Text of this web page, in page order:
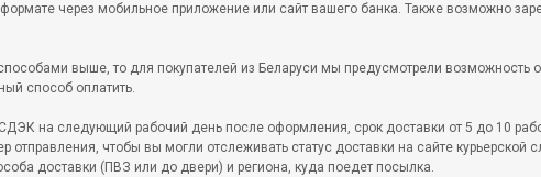
формате через мобильное приложение или сайт вашего банка. Также возможно
выше, то для покупателей из Беларуси мы предусмотрели
способ оплатить.
на следующий рабочий день после оформления, срок доставки от 5 до 10
отправления, чтобы вы могли отслеживать статус доставки на сайте
доставки (ПВЗ или до двери) и региона, куда поедет посылка.